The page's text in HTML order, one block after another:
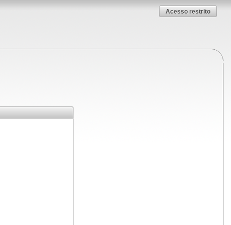
Acesso restrito